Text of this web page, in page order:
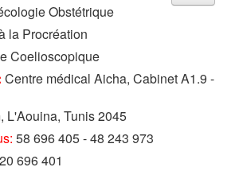
Obstétrique
la Procréation
Coelioscopique
Centre médical Aicha, Cabinet A1.9 -
L'Aouina, Tunis 2045
58 696 405 - 48 243 973
20 696 401